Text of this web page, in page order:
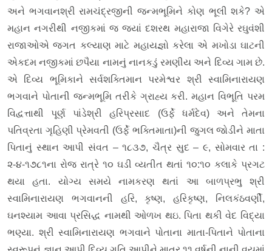
અને ભગવાનશ્રી રામચંદ્રજીની જન્મભૂમિને કોણ ભૂલી શકે? એ
મહાન નગરીથી નજીકમાં જ જ્યાં દશરથ મહારાજા વિગેરે રઘુવંશી
રાજાઓએ જગત કલ્યાણ માટે મહાયજ્ઞો કરેલા એ મખોડા ઘાટની
એકદમ નજીકમાં છપૈયા નામનું નાનકડું રમણીય અને દિવ્ય ગામ છે.
એ દિવ્ય ભૂમિકાને સર્વશક્તિમાન પરમેશ્વર શ્રી સ્વામિનારાયણ
ભગવાને પોતાની જન્મભૂમિ તરીકે ગ્રાહ્ય કરી. મહાન વિભૂતિ પરમ
વિદ્વત્તાથી પૂર્ણ પાંડેશ્રી હરિપ્રસાદ (ઉર્ફે ધર્મદેવ) અને તેમના
પતિવ્રતા ગૃહિણી પ્રેમવતી (ઉર્ફે ભક્તિમાતા)ની જુગલ જોડીને માતા
પિતાનું સ્થાન આપી સંવત – ૧૮૩૭, ચૈત્ર સુદ – ૯, સોમવાર તા :
૨-૪-૧૭૮૧ના રોજ રાત્રે ૧૦ ઘડી વ્યતીત થતાં ૧૦:૧૦ કલાકે પ્રગટ
થયા હતા. યોગ્ય સમયે નામકરણ થતાં આ બાળપ્રભુ શ્રી
સ્વામિનારાયણ ભગવાનની હરિ, કૃષ્ણ, હરિકૃષ્ણ, નિલકંઠવર્ણી,
ઘનશ્યામ આવા પ્રસિદ્ધ નામથી ઓળખ થઇ. પિતા થકી વેદ વિદ્યા
ભણ્યા. શ્રી સ્વામિનારાયણ ભગવાને પોતાના માતા-પિતાને પોતાના